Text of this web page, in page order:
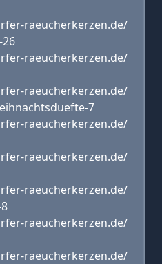
raeucherkerzen.de/
raeucherkerzen.de/
raeucherkerzen.de/
7
raeucherkerzen.de/
raeucherkerzen.de/
raeucherkerzen.de/
raeucherkerzen.de/
raeucherkerzen.de/